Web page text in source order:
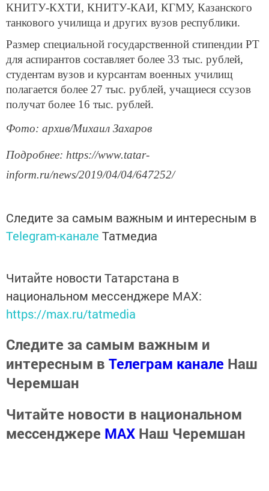
КНИТУ-КХТИ, КНИТУ-КАИ, КГМУ, Казанского
танкового училища и других вузов республики.
Размер специальной государственной стипендии РТ
для аспирантов составляет более 33 тыс. рублей,
студентам вузов и курсантам военных училищ
полагается более 27 тыс. рублей, учащиеся ссузов
получат более 16 тыс. рублей.
Фото: архив/Михаил Захаров
Подробнее: https://www.tatar-
inform.ru/news/2019/04/04/647252/
Следите за самым важным и интересным в
Telegram-канале Татмедиа
Читайте новости Татарстана в
национальном мессенджере MАХ:
https://max.ru/tatmedia
Следите за самым важным и
интересным в Телеграм канале Наш
Черемшан
Читайте новости в национальном
мессенджере MАХ Наш Черемшан